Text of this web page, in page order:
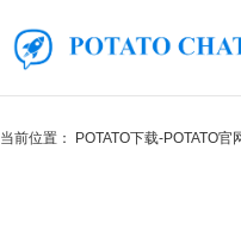
当前位置： POTATO下载-POTATO官